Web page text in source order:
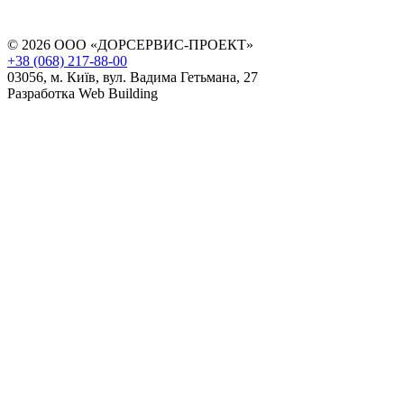
© 2026 ООО «ДОРСЕРВИС-ПРОЕКТ»
+38 (068) 217-88-00
03056, м. Київ, вул. Вадима Гетьмана, 27
Разработка Web Building